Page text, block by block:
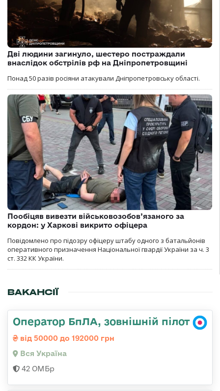
Дві людини загинуло, шестеро постраждали
внаслідок обстрілів рф на Дніпропетровщині
Понад 50 разів росіяни атакували Дніпропетровську області.
Пообіцяв вивезти військовозобов’язаного за
кордон: у Харкові викрито офіцера
Повідомлено про підозру офіцеру штабу одного з батальйонів
оперативного призначення Національної гвардії України за ч. 3
ст. 332 КК України.
ВАКАНСІЇ
Оператор БпЛА, зовнішній пілот
від 50000 до 192000 грн
Вся Україна
42 ОМБр